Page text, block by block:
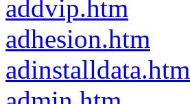
addvip.htm
adhesion.htm
adinstalldata.htm